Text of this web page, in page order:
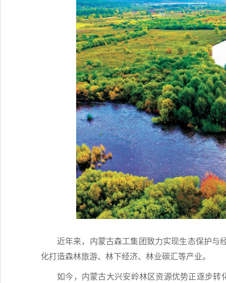
近年来，内蒙古森工集团致力实现生态保护与
化打造森林旅游、林下经济、林业碳汇等产业。
如今，内蒙古大兴安岭林区资源优势正逐步转